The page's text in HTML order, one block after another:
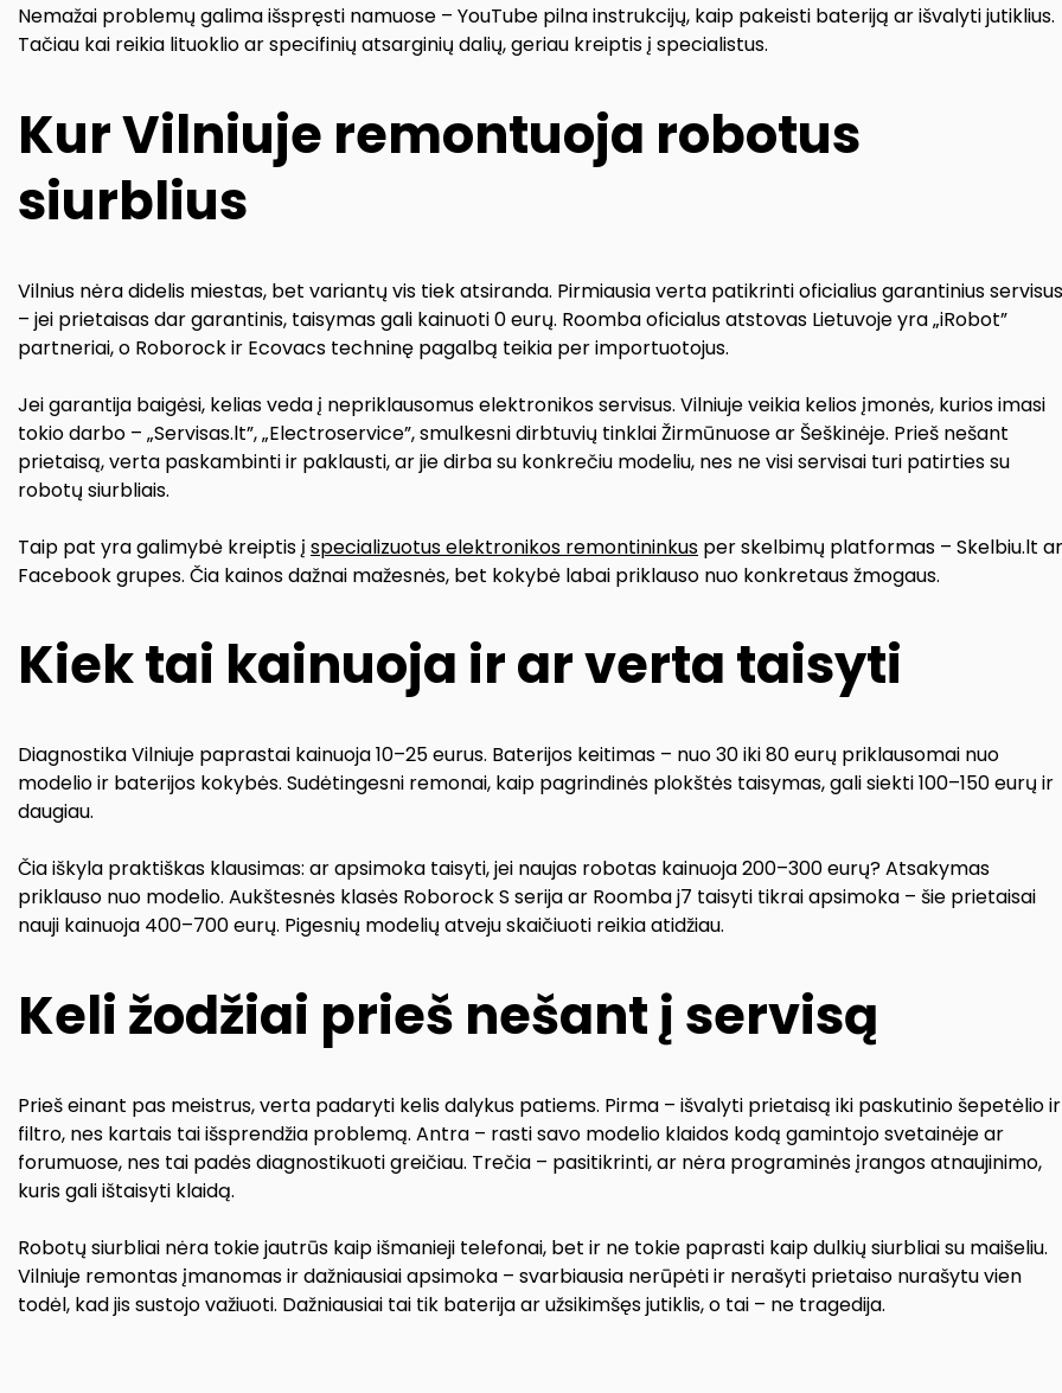
Nemažai problemų galima išspręsti namuose – YouTube pilna instrukcijų, kaip pakeisti bateriją ar išvalyti jutiklius.
Tačiau kai reikia lituoklio ar specifinių atsarginių dalių, geriau kreiptis į specialistus.
Kur Vilniuje remontuoja robotus
siurblius
Vilnius nėra didelis miestas, bet variantų vis tiek atsiranda. Pirmiausia verta patikrinti oficialius garantinius servisus
– jei prietaisas dar garantinis, taisymas gali kainuoti 0 eurų. Roomba oficialus atstovas Lietuvoje yra „iRobot”
partneriai, o Roborock ir Ecovacs techninę pagalbą teikia per importuotojus.
Jei garantija baigėsi, kelias veda į nepriklausomus elektronikos servisus. Vilniuje veikia kelios įmonės, kurios imasi
tokio darbo – „Servisas.lt”, „Electroservice”, smulkesni dirbtuvių tinklai Žirmūnuose ar Šeškinėje. Prieš nešant
prietaisą, verta paskambinti ir paklausti, ar jie dirba su konkrečiu modeliu, nes ne visi servisai turi patirties su
robotų siurbliais.
Taip pat yra galimybė kreiptis į specializuotus elektronikos remontininkus per skelbimų platformas – Skelbiu.lt ar
Facebook grupes. Čia kainos dažnai mažesnės, bet kokybė labai priklauso nuo konkretaus žmogaus.
Kiek tai kainuoja ir ar verta taisyti
Diagnostika Vilniuje paprastai kainuoja 10–25 eurus. Baterijos keitimas – nuo 30 iki 80 eurų priklausomai nuo
modelio ir baterijos kokybės. Sudėtingesni remonai, kaip pagrindinės plokštės taisymas, gali siekti 100–150 eurų ir
daugiau.
Čia iškyla praktiškas klausimas: ar apsimoka taisyti, jei naujas robotas kainuoja 200–300 eurų? Atsakymas
priklauso nuo modelio. Aukštesnės klasės Roborock S serija ar Roomba j7 taisyti tikrai apsimoka – šie prietaisai
nauji kainuoja 400–700 eurų. Pigesnių modelių atveju skaičiuoti reikia atidžiau.
Keli žodžiai prieš nešant į servisą
Prieš einant pas meistrus, verta padaryti kelis dalykus patiems. Pirma – išvalyti prietaisą iki paskutinio šepetėlio ir
filtro, nes kartais tai išsprendžia problemą. Antra – rasti savo modelio klaidos kodą gamintojo svetainėje ar
forumuose, nes tai padės diagnostikuoti greičiau. Trečia – pasitikrinti, ar nėra programinės įrangos atnaujinimo,
kuris gali ištaisyti klaidą.
Robotų siurbliai nėra tokie jautrūs kaip išmanieji telefonai, bet ir ne tokie paprasti kaip dulkių siurbliai su maišeliu.
Vilniuje remontas įmanomas ir dažniausiai apsimoka – svarbiausia nerūpėti ir nerašyti prietaiso nurašytu vien
todėl, kad jis sustojo važiuoti. Dažniausiai tai tik baterija ar užsikimšęs jutiklis, o tai – ne tragedija.